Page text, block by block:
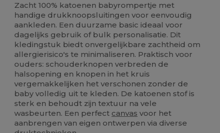
Zacht 100% katoenen babyrompertje met
handige drukknoopsluitingen voor eenvoudig
aankleden. Een duurzame basic ideaal voor
dagelijks gebruik of bulk personalisatie. Dit
kledingstuk biedt onvergelijkbare zachtheid om
allergierisico's te minimaliseren. Praktisch voor
ouders: schouderknopen verbreden de
halsopening en knopen in het kruis
vergemakkelijken het verschonen zonder de
baby volledig uit te kleden. De katoenen stof is
sterk en behoudt zijn textuur na vele
wasbeurten. Een perfect canvas voor het
aanbrengen van eigen ontwerpen via diverse